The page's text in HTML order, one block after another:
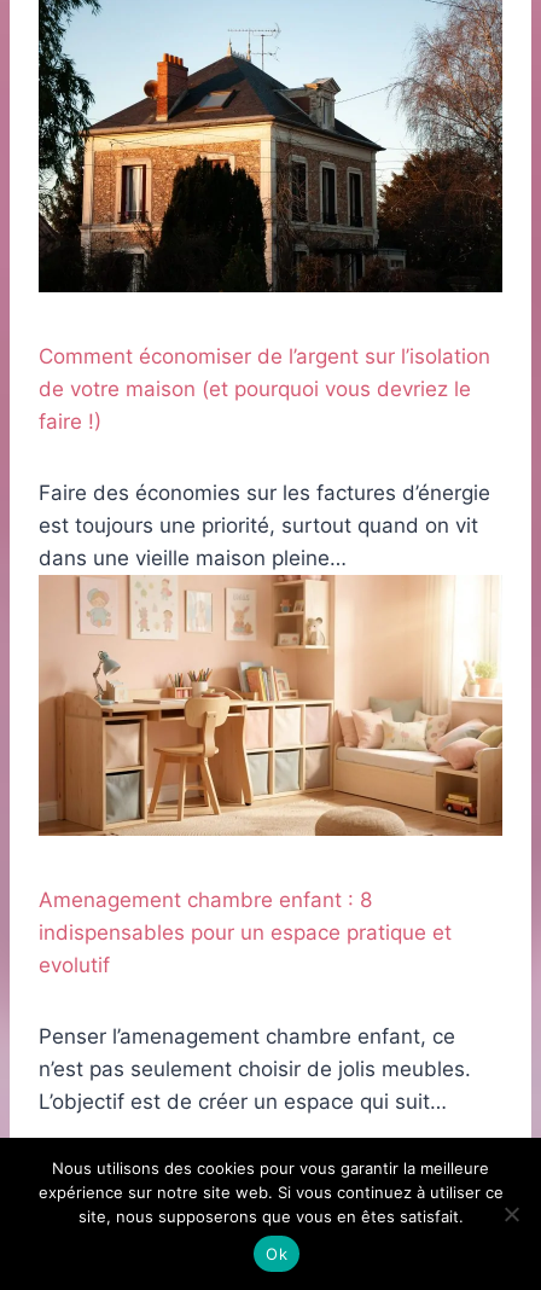
Comment économiser de l’argent sur l’isolation
de votre maison (et pourquoi vous devriez le
faire !)
Faire des économies sur les factures d’énergie
est toujours une priorité, surtout quand on vit
dans une vieille maison pleine…
Amenagement chambre enfant : 8
indispensables pour un espace pratique et
evolutif
Penser l’amenagement chambre enfant, ce
n’est pas seulement choisir de jolis meubles.
L’objectif est de créer un espace qui suit…
Nous utilisons des cookies pour vous garantir la meilleure
expérience sur notre site web. Si vous continuez à utiliser ce
site, nous supposerons que vous en êtes satisfait.
Ok